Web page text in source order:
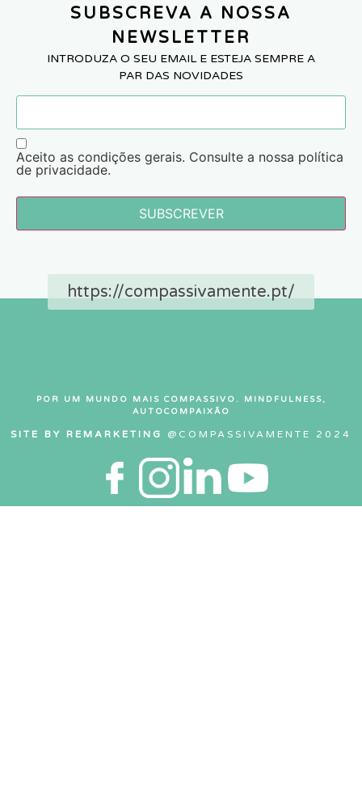
SUBSCREVA A NOSSA
NEWSLETTER
INTRODUZA O SEU EMAIL E ESTEJA SEMPRE A
PAR DAS NOVIDADES
Aceito as condições gerais. Consulte a nossa política
de privacidade.
SUBSCREVER
https://compassivamente.pt/
POR UM MUNDO MAIS COMPASSIVO. MINDFULNESS,
AUTOCOMPAIXÃO
SITE BY REMARKETING @COMPASSIVAMENTE 2024